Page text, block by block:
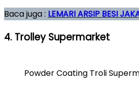
Baca juga : LEMARI ARSIP BESI
4. Trolley Supermarket
Powder Coating Troli